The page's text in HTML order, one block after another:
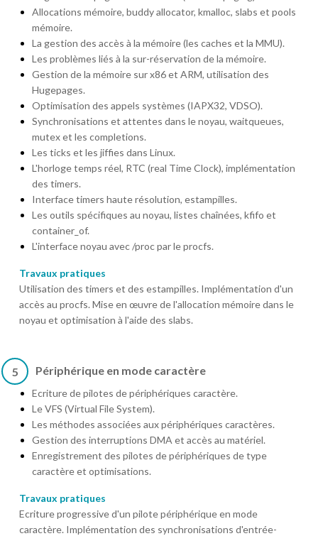
Allocations mémoire, buddy allocator, kmalloc, slabs et pools
mémoire.
La gestion des accès à la mémoire (les caches et la MMU).
Les problèmes liés à la sur-réservation de la mémoire.
Gestion de la mémoire sur x86 et ARM, utilisation des
Hugepages.
Optimisation des appels systèmes (IAPX32, VDSO).
Synchronisations et attentes dans le noyau, waitqueues,
mutex et les completions.
Les ticks et les jiffies dans Linux.
L'horloge temps réel, RTC (real Time Clock), implémentation
des timers.
Interface timers haute résolution, estampilles.
Les outils spécifiques au noyau, listes chaînées, kfifo et
container_of.
L'interface noyau avec /proc par le procfs.
Travaux pratiques
Utilisation des timers et des estampilles. Implémentation d'un
accès au procfs. Mise en œuvre de l'allocation mémoire dans le
noyau et optimisation à l'aide des slabs.
5 Périphérique en mode caractère
Ecriture de pilotes de périphériques caractère.
Le VFS (Virtual File System).
Les méthodes associées aux périphériques caractères.
Gestion des interruptions DMA et accès au matériel.
Enregistrement des pilotes de périphériques de type
caractère et optimisations.
Travaux pratiques
Ecriture progressive d'un pilote périphérique en mode
caractère. Implémentation des synchronisations d'entrée-